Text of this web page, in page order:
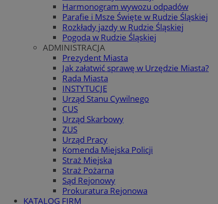
Harmonogram wywozu odpadów
Parafie i Msze Święte w Rudzie Śląskiej
Rozkłady jazdy w Rudzie Śląskiej
Pogoda w Rudzie Śląskiej
ADMINISTRACJA
Prezydent Miasta
Jak załatwić sprawę w Urzędzie Miasta?
Rada Miasta
INSTYTUCJE
Urząd Stanu Cywilnego
CUS
Urząd Skarbowy
ZUS
Urząd Pracy
Komenda Miejska Policji
Straż Miejska
Straż Pożarna
Sąd Rejonowy
Prokuratura Rejonowa
KATALOG FIRM